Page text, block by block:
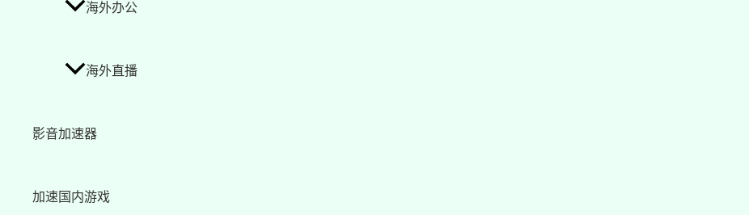
海外办公
海外直播
影音加速器
加速国内游戏